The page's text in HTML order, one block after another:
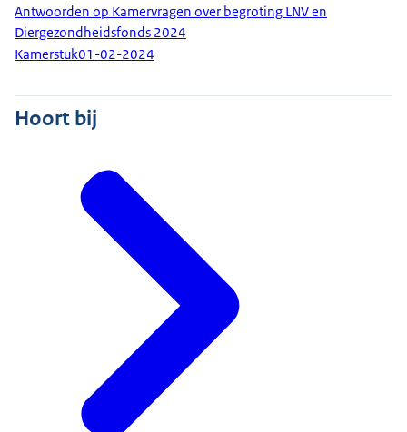
Antwoorden op Kamervragen over begroting LNV en
Diergezondheidsfonds 2024
Kamerstuk01-02-2024
Hoort bij